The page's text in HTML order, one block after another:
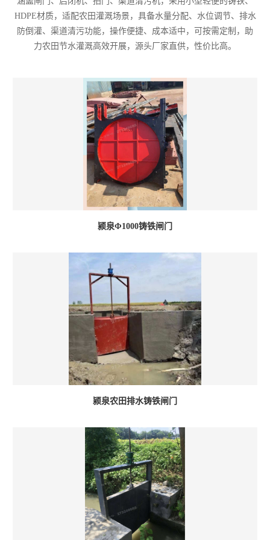
HDPE材质，适配农田灌溉场景，具备水量分配、水位调节、排水
防倒灌、渠道清污功能，操作便捷、成本适中，可按需定制，助
力农田节水灌溉高效开展，源头厂家直供，性价比高。
颍泉Φ1000铸铁闸门
颍泉农田排水铸铁闸门